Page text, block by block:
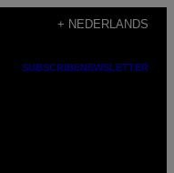
+ NEDERLANDS
SUBSCRIBENEWSLETTER